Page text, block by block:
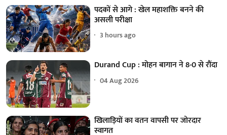
पदकों से आगे : खेल महाशक्ति बनने की
असली परीक्षा
3 hours ago
Durand Cup : मोहन बागान ने 8-0 से रौंदा
04 Aug 2026
खिलाड़ियों का वतन वापसी पर जोरदार
स्वागत